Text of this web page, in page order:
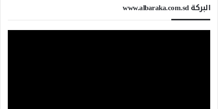
البركة www.albaraka.com.sd